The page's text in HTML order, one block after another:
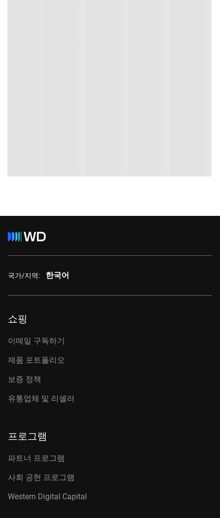
국가/지역: 한국어
쇼핑
이메일 구독하기
제품 포트폴리오
보증 정책
유통업체 및 리셀러
프로그램
파트너 프로그램
사회 공헌 프로그램
Western Digital Capital